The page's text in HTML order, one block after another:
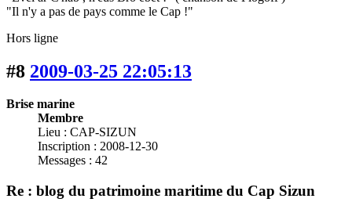
"Il n'y a pas de pays comme le Cap !"
Hors ligne
#8 2009-03-25 22:05:13
Brise marine
Membre
Lieu : CAP-SIZUN
Inscription : 2008-12-30
Messages : 42
Re : blog du patrimoine maritime du Cap Sizun